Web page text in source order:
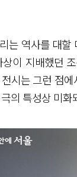
는 역사를 대할
이 지배했던
시는 그런 점
의 특성상 미